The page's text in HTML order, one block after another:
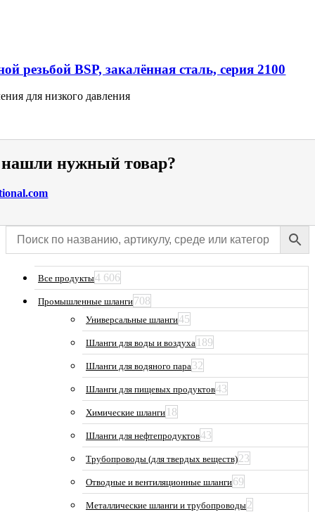
резьбой BSP, закалённая сталь, серия 2100
для низкого давления
нужный товар?
Все продукты4 606
Промышленные шланги708
Универсальные шланги45
Шланги для воды и воздуха 189
Шланги для водяного пара32
Шланги для пищевых продуктов43
Химические шланги 18
Шланги для нефтепродуктов43
Трубопроводы (для твердых веществ)23
Отводные и вентиляционные шланги69
Металлические шланги и трубопроводы2